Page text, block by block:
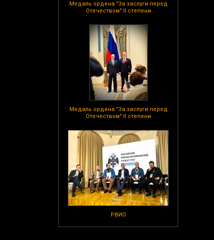
Медаль ордена "За заслуги перед
Отечеством" II степени
Медаль ордена "За заслуги перед
Отечеством" II степени
РВИО